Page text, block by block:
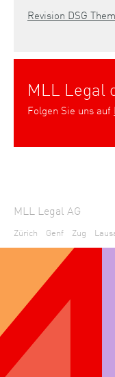
Revision DSG
MLL Legal
Folgen Sie uns auf
MLL Legal AG
Zürich Genf Zug